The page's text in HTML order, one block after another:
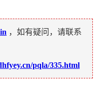
，如有疑问，请联系
pqla/335.html